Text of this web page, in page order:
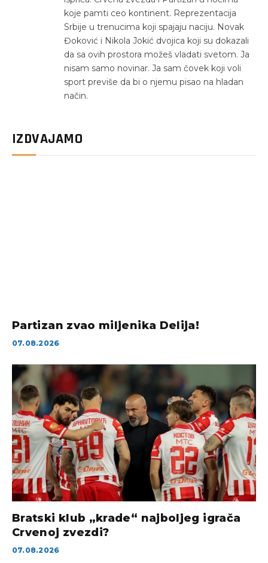
koje pamti ceo kontinent. Reprezentacija
Srbije u trenucima koji spajaju naciju. Novak
Đoković i Nikola Jokić dvojica koji su dokazali
da sa ovih prostora možeš vladati svetom. Ja
nisam samo novinar. Ja sam čovek koji voli
sport previše da bi o njemu pisao na hladan
način.
IZDVAJAMO
Partizan zvao miljenika Delija!
07.08.2026
Bratski klub „krade“ najboljeg igrača
Crvenoj zvezdi?
07.08.2026